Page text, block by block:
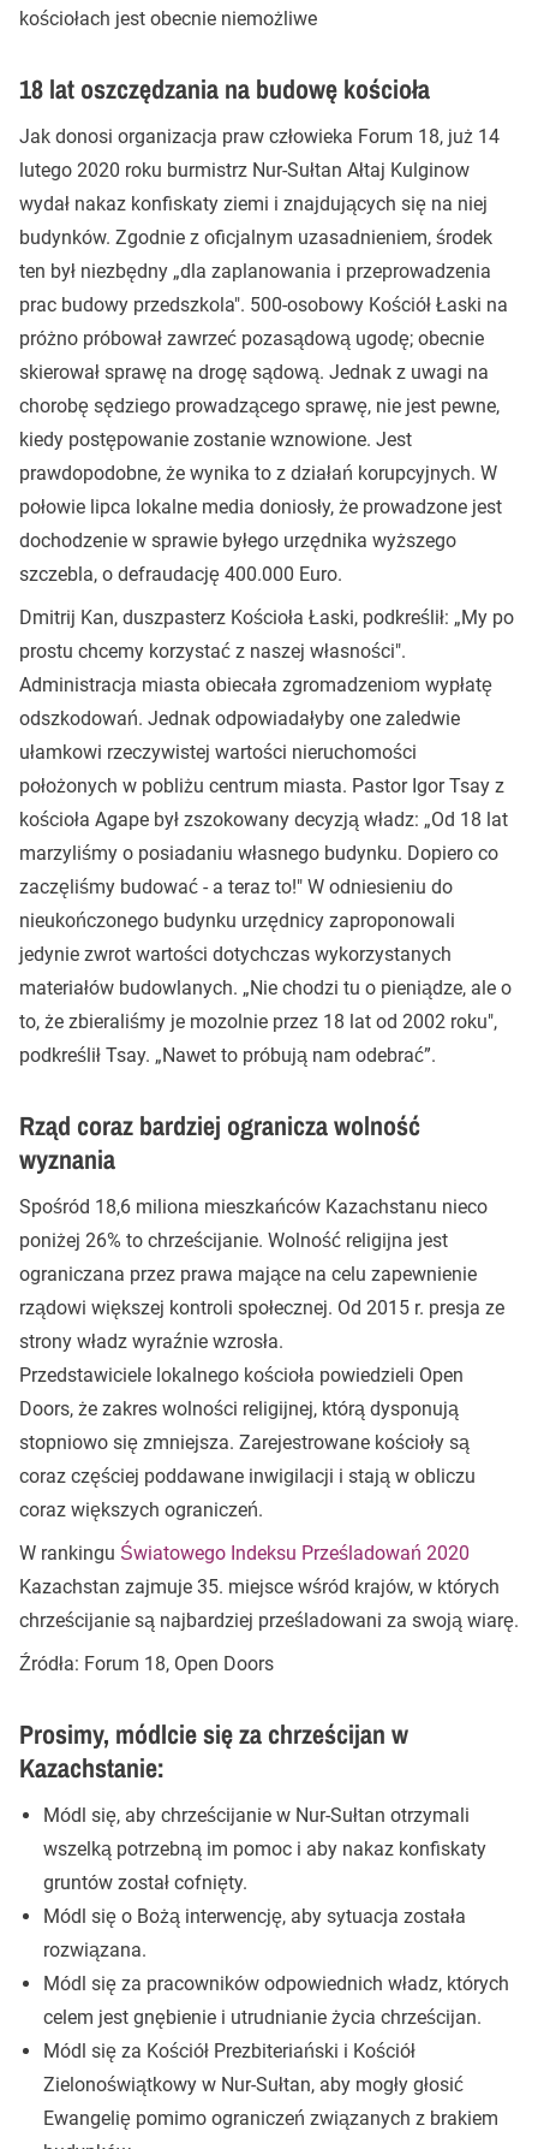
kościołach jest obecnie niemożliwe
18 lat oszczędzania na budowę kościoła
Jak donosi organizacja praw człowieka Forum 18, już 14
lutego 2020 roku burmistrz Nur-Sułtan Ałtaj Kulginow
wydał nakaz konfiskaty ziemi i znajdujących się na niej
budynków. Zgodnie z oficjalnym uzasadnieniem, środek
ten był niezbędny „dla zaplanowania i przeprowadzenia
prac budowy przedszkola". 500-osobowy Kościół Łaski na
próżno próbował zawrzeć pozasądową ugodę; obecnie
skierował sprawę na drogę sądową. Jednak z uwagi na
chorobę sędziego prowadzącego sprawę, nie jest pewne,
kiedy postępowanie zostanie wznowione. Jest
prawdopodobne, że wynika to z działań korupcyjnych. W
połowie lipca lokalne media doniosły, że prowadzone jest
dochodzenie w sprawie byłego urzędnika wyższego
szczebla, o defraudację 400.000 Euro.
Dmitrij Kan, duszpasterz Kościoła Łaski, podkreślił: „My po
prostu chcemy korzystać z naszej własności".
Administracja miasta obiecała zgromadzeniom wypłatę
odszkodowań. Jednak odpowiadałyby one zaledwie
ułamkowi rzeczywistej wartości nieruchomości
położonych w pobliżu centrum miasta. Pastor Igor Tsay z
kościoła Agape był zszokowany decyzją władz: „Od 18 lat
marzyliśmy o posiadaniu własnego budynku. Dopiero co
zaczęliśmy budować - a teraz to!" W odniesieniu do
nieukończonego budynku urzędnicy zaproponowali
jedynie zwrot wartości dotychczas wykorzystanych
materiałów budowlanych. „Nie chodzi tu o pieniądze, ale o
to, że zbieraliśmy je mozolnie przez 18 lat od 2002 roku",
podkreślił Tsay. „Nawet to próbują nam odebrać”.
Rząd coraz bardziej ogranicza wolność
wyznania
Spośród 18,6 miliona mieszkańców Kazachstanu nieco
poniżej 26% to chrześcijanie. Wolność religijna jest
ograniczana przez prawa mające na celu zapewnienie
rządowi większej kontroli społecznej. Od 2015 r. presja ze
strony władz wyraźnie wzrosła.
Przedstawiciele lokalnego kościoła powiedzieli Open
Doors, że zakres wolności religijnej, którą dysponują
stopniowo się zmniejsza. Zarejestrowane kościoły są
coraz częściej poddawane inwigilacji i stają w obliczu
coraz większych ograniczeń.
W rankingu Światowego Indeksu Prześladowań 2020
Kazachstan zajmuje 35. miejsce wśród krajów, w których
chrześcijanie są najbardziej prześladowani za swoją wiarę.
Źródła: Forum 18, Open Doors
Prosimy, módlcie się za chrześcijan w
Kazachstanie:
Módl się, aby chrześcijanie w Nur-Sułtan otrzymali
wszelką potrzebną im pomoc i aby nakaz konfiskaty
gruntów został cofnięty.
Módl się o Bożą interwencję, aby sytuacja została
rozwiązana.
Módl się za pracowników odpowiednich władz, których
celem jest gnębienie i utrudnianie życia chrześcijan.
Módl się za Kościół Prezbiteriański i Kościół
Zielonoświątkowy w Nur-Sułtan, aby mogły głosić
Ewangelię pomimo ograniczeń związanych z brakiem